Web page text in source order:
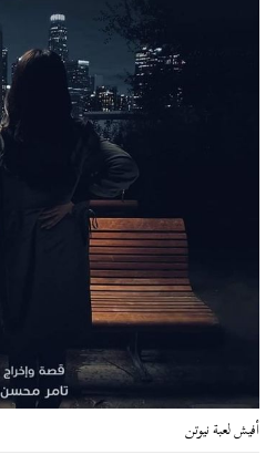
أفيش لعبة نيوتن